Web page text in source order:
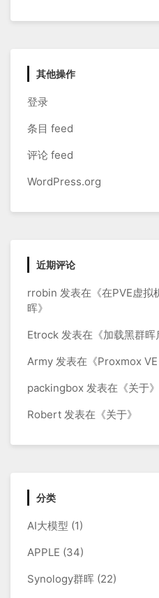
其他操作
登录
条目 feed
评论 feed
WordPress.org
近期评论
rrobin 发表在《在PVE虚拟
晖》
Etrock 发表在《加载黑群晖
Army 发表在《Proxmox
packingbox 发表在《关于》
Robert 发表在《关于》
分类
AI大模型 (1)
APPLE (34)
Synology群晖 (22)